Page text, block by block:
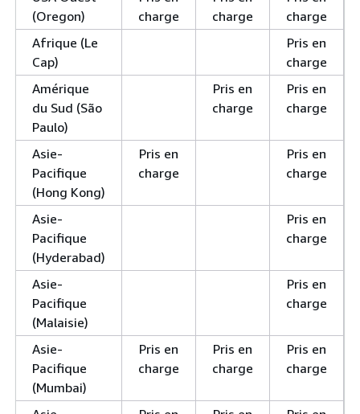
(Oregon)
charge
charge
charge
Afrique (Le
Cap)
Pris en
charge
Amérique
du Sud (São
Paulo)
Pris en
charge
Pris en
charge
Asie-
Pacifique
(Hong Kong)
Pris en
charge
Pris en
charge
Asie-
Pacifique
(Hyderabad)
Pris en
charge
Asie-
Pacifique
(Malaisie)
Pris en
charge
Asie-
Pacifique
(Mumbai)
Pris en
charge
Pris en
charge
Pris en
charge